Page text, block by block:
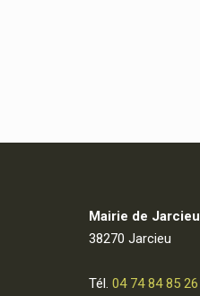
Mairie de Jarcieu
38270 Jarcieu
Tél. 04 74 84 85 26